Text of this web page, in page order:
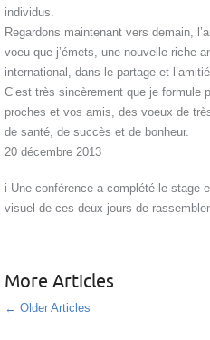
individus.
Regardons maintenant vers demain,
voeu que j’émets, une nouvelle riche
international, dans le partage et l’amitié.
C’est très sincèrement que je
proches et vos amis, des voeux de
de santé, de succès et de bonheur.
20 décembre 2013
i Une conférence a complété le stage
visuel de ces deux jours de
More Articles
← Older Articles